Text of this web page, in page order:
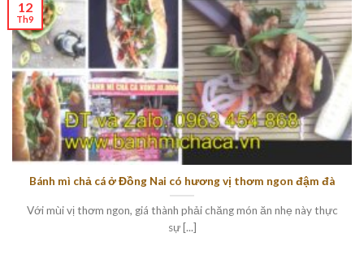
Bánh mì chả cá ở Đồng Nai có hương vị thơm ngon đậm đà
Với mùi vị thơm ngon, giá thành phải chăng món ăn nhẹ này thực
sự [...]
12
Th9